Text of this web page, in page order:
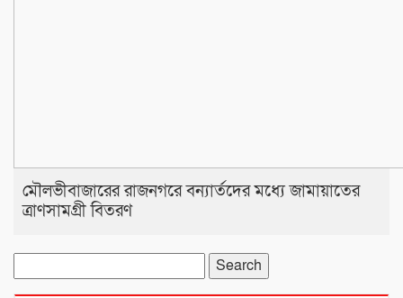
মৌলভীবাজারের রাজনগরে বন্যার্তদের মধ্যে জামায়াতের
ত্রাণসামগ্রী বিতরণ
for: